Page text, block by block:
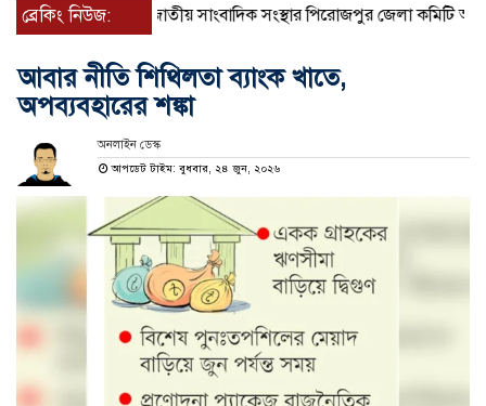
ব্রেকিং নিউজ:জাতীয় সাংবাদিক সংস্থার পিরোজপুর জেলা কমিটি অনুমোদন
আবার নীতি শিথিলতা ব্যাংক খাতে,
অপব্যবহারের শঙ্কা
অনলাইন ডেস্ক
আপডেট টাইম: বুধবার, ২৪ জুন, ২০২৬